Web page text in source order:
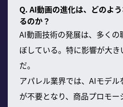
Q. AI動画の進化は、どのよ
るのか？
AI動画技術の発展は、多く
ぼしている。特に影響が大
だ。
アパレル業界では、AIモデ
が不要となり、商品プロモ